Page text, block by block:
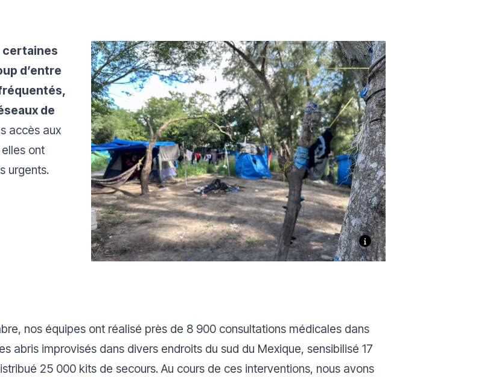
certaines
d’entre
de
accès aux
ont
urgents.
nos équipes ont réalisé près de 8 900 consultations médicales dans
abris improvisés dans divers endroits du sud du Mexique, sensibilisé 17
25 000 kits de secours. Au cours de ces interventions, nous avons